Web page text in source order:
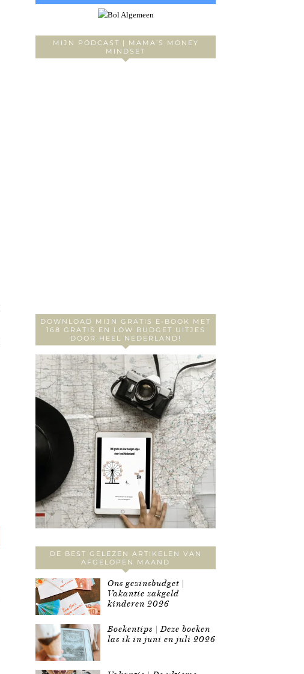
MIJN PODCAST | MAMA’S MONEY
MINDSET
DOWNLOAD MIJN GRATIS E-BOOK MET
168 GRATIS EN LOW BUDGET UITJES
DOOR HEEL NEDERLAND!
DE BEST GELEZEN ARTIKELEN VAN
AFGELOPEN MAAND
Ons gezinsbudget |
Vakantie zakgeld
kinderen 2026
Boekentips | Deze boeken
las ik in juni en juli 2026